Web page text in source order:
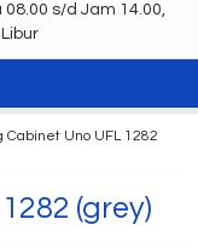
08.00 s/d Jam 14.00,
Cabinet Uno UFL 1282
(grey)